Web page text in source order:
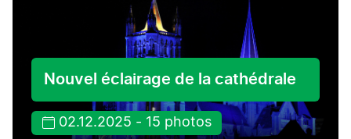
Nouvel éclairage de la cathédrale
02.12.2025 - 15 photos